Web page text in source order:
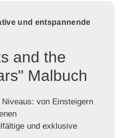
und entspannende
and the
Malbuch
von Einsteigern
und exklusive